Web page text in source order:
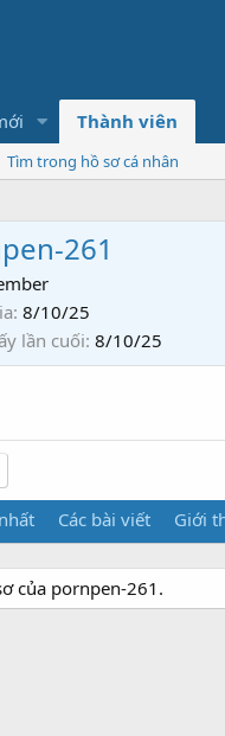
Thành viên
Tìm trong hồ sơ cá nhân
261
8/10/25
lần cuối 8/10/25
Các bài viết Giới
của pornpen-261.